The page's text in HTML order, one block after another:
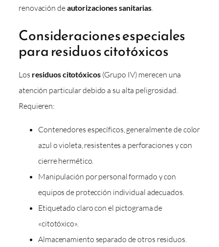
renovación deautorizaciones sanitarias.
Consideraciones especiales
para residuos citotóxicos
Los residuos citotóxicos(Grupo IV) merecen una
atención particular debido a su alta peligrosidad.
Requieren:
Contenedores específicos, generalmente de color
azul o violeta, resistentes a perforaciones y con
cierre hermético.
Manipulación por personal formado y con
equipos de protección individual adecuados.
Etiquetado claro con el pictograma de
«citotóxico».
Almacenamiento separado de otros residuos.